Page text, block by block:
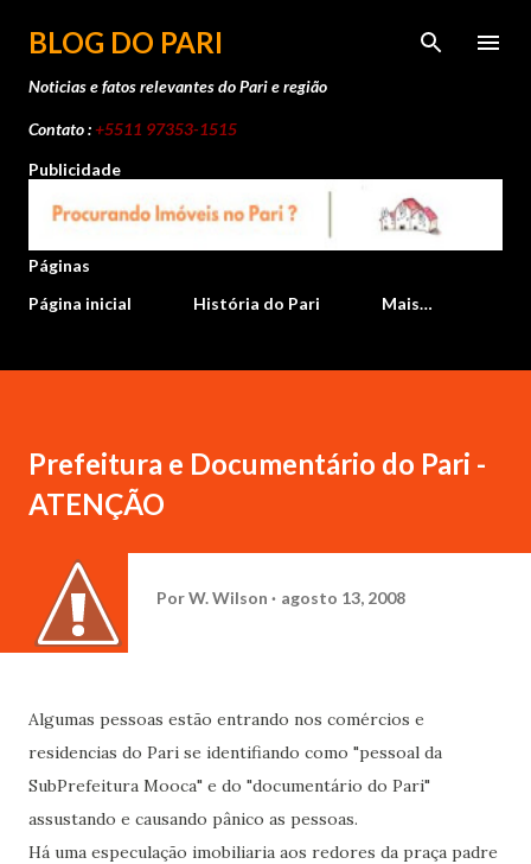
Pular para o conteúdo principal
BLOG DO PARI
Noticias e fatos relevantes do Pari e região
Contato :+5511 97353-1515
Publicidade
Páginas
Página inicial
História do Pari Mais…
Prefeitura e Documentário do Pari -
ATENÇÃO
PorW. Wilson agosto 13, 2008
Algumas pessoas estão entrando nos comércios e
residencias do Pari se identifiando como "pessoal da
SubPrefeitura Mooca" e do "documentário do Pari"
assustando e causando pânico as pessoas.
Há uma especulação imobiliaria aos redores da praça padre